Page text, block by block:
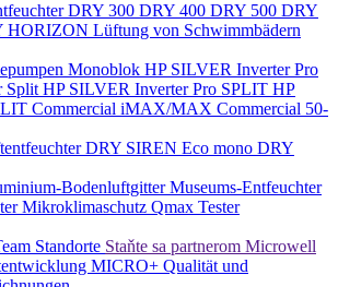
DRY 300 DRY 400 DRY 500 DRY
HORIZON Lüftung von Schwimmbädern
Monoblok HP SILVER Inverter Pro
Split HP SILVER Inverter Pro SPLIT HP
Commercial iMAX/MAX Commercial 50-
DRY SIREN Eco mono DRY
BodenluftgitterMuseums-Entfeuchter
Mikroklimaschutz Qmax Tester
Standorte Staňte sa partnerom Microwell
MICRO+ Qualität und